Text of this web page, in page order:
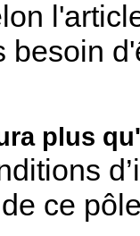
besoin
plus
ce